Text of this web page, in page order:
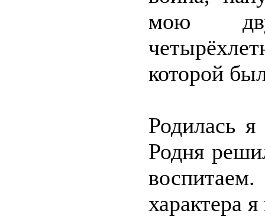
мою
которой
Родилась
Родня
характера